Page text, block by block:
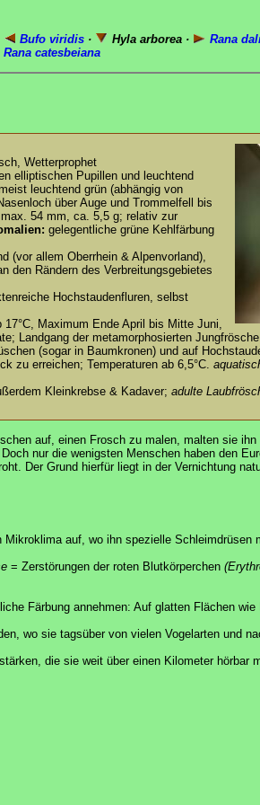
Bufo viridis · Hyla arborea · Rana
Rana catesbeiana
Wetterprophet
elliptischen Pupillen und leuchtend
leuchtend grün (abhängig von
über Auge und Trommelfell bis
54 mm, ca. 5,5 g; relativ zur
gelegentliche grüne Kehlfärbung
(vor allem Oberrhein & Alpenvorland),
den Rändern des Verbreitungsgebietes
Hochstaudenfluren, selbst
Maximum Ende April bis Mitte Juni,
Landgang der metamorphosierten
(sogar in Baumkronen) und auf
zu erreichen; Temperaturen ab 6,5°C.
Kleinkrebse & Kadaver; adulte
auf, einen Frosch zu malen, malten sie
nur die wenigsten Menschen haben den
Der Grund hierfür liegt in der Vernichtung
auf, wo ihn spezielle Schleimdrüsen
= Zerstörungen der roten Blutkörperchen
Färbung annehmen: Auf glatten Flächen
wo sie tagsüber von vielen Vogelarten und
die sie weit über einen Kilometer hörbar